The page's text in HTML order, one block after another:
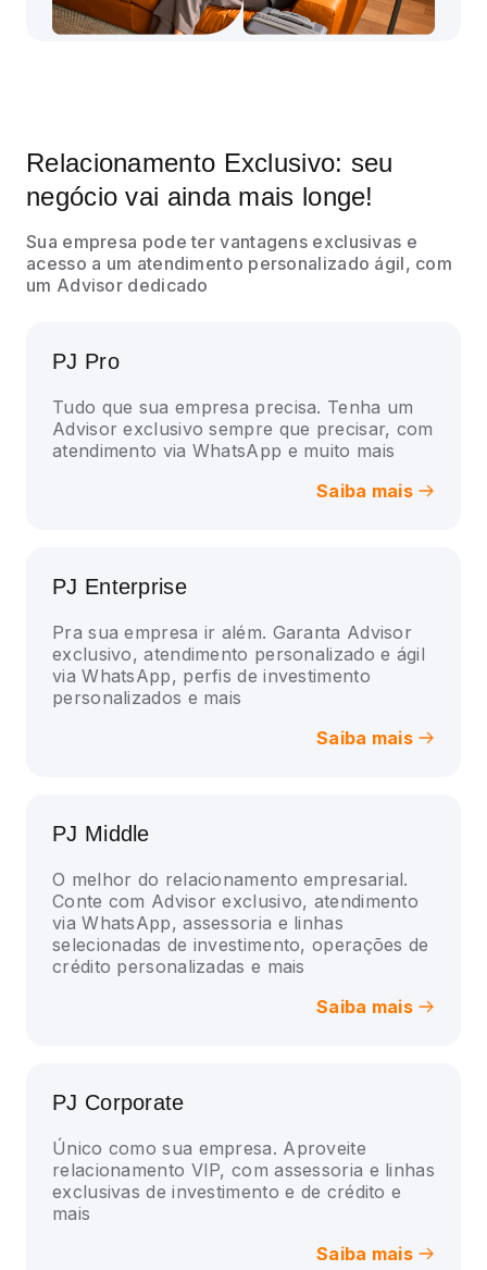
Relacionamento Exclusivo: seu
negócio vai ainda mais longe!
Sua empresa pode ter vantagens exclusivas e
acesso a um atendimento personalizado ágil, com
um Advisor dedicado
PJ Pro
Tudo que sua empresa precisa. Tenha um
Advisor exclusivo sempre que precisar, com
atendimento via WhatsApp e muito mais
Saiba mais
PJ Enterprise
Pra sua empresa ir além. Garanta Advisor
exclusivo, atendimento personalizado e ágil
via WhatsApp, perfis de investimento
personalizados e mais
Saiba mais
PJ Middle
O melhor do relacionamento empresarial.
Conte com Advisor exclusivo, atendimento
via WhatsApp, assessoria e linhas
selecionadas de investimento, operações de
crédito personalizadas e mais
Saiba mais
PJ Corporate
Único como sua empresa. Aproveite
relacionamento VIP, com assessoria e linhas
exclusivas de investimento e de crédito e
mais
Saiba mais